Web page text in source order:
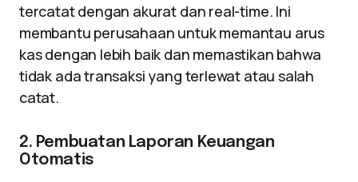
tercatat dengan akurat dan real-time. Ini
membantu perusahaan untuk memantau arus
kas dengan lebih baik dan memastikan bahwa
tidak ada transaksi yang terlewat atau salah
catat.
2. Pembuatan Laporan Keuangan
Otomatis